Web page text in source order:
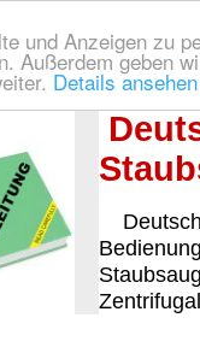
und Anzeigen zu
Außerdem geben
Details ansehen
finden für Sie das deutsches